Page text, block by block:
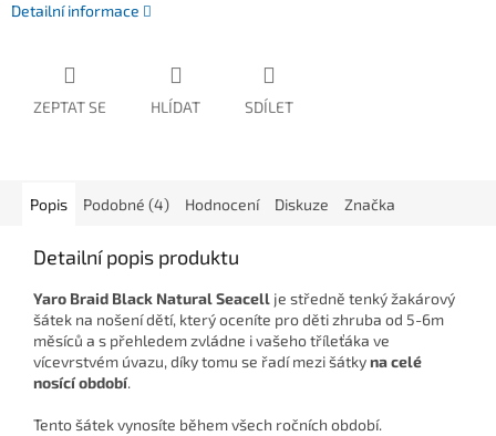
Detailní informace
ZEPTAT SE HLÍDAT SDÍLET
Popis Podobné (4) Hodnocení Diskuze Značka
Detailní popis produktu
Yaro Braid Black Natural Seacell je středně tenký žakárový
šátek na nošení dětí, který oceníte pro děti zhruba od 5-6m
měsíců a s přehledem zvládne i vašeho tříleťáka ve
vícevrstvém úvazu, díky tomu se řadí mezi šátkyna celé
nosící období.
Tento šátek vynosíte během všech ročních období.